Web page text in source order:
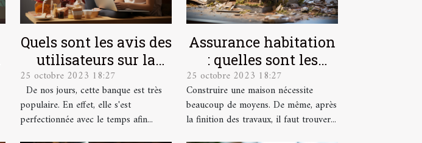
Quels sont les avis des
utilisateurs sur la
banque en ligne
Boursorama ?
25 octobre 2023 18:27
De nos jours, cette banque est très
populaire. En effet, elle s'est
perfectionnée avec le temps afin...
Assurance habitation
: quelles sont les
garanties ?
25 octobre 2023 18:27
Construire une maison nécessite
beaucoup de moyens. De même, après
la finition des travaux, il faut trouver...